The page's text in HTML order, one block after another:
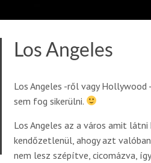
Los Angeles
Los Angeles -ről vagy
sem fog sikerülni.
Los Angeles az a város amit
kendőzetlenül, ahogy azt
nem lesz szépítve, cicomázva,